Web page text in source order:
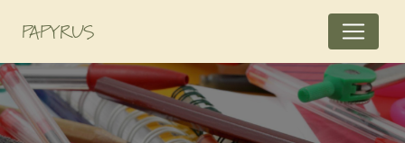
PAPYRUS